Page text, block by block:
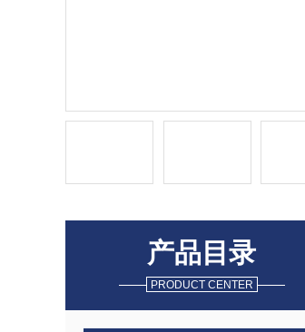
产品目录
PRODUCT CENTER